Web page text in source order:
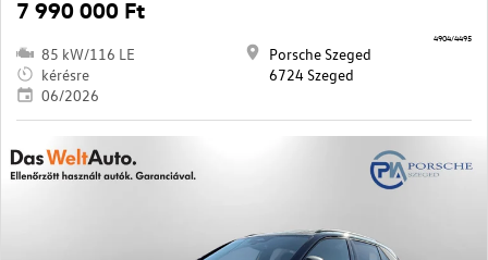
7 990 000 Ft
85 kW/116 LE
kérésre
06/2026
Porsche Szeged
6724 Szeged
4904/4495